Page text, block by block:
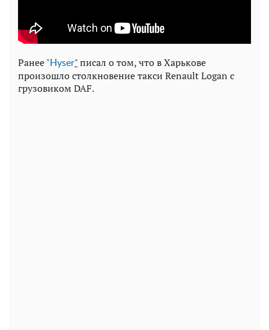
Ранее " Нyser"писал о том, что в Харькове
произошло столкновение такси Renault Logan с
грузовиком DAF.